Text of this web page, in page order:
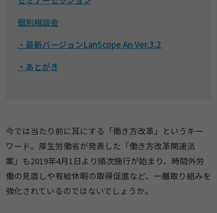
個別相談会
・最新バージョンLanScope An Ver.3.2
・あとがき
今では当たり前に耳にする「働き方改革」というキー
ワード。厚生労働省が発表した「働き方改革関連法
案」も2019年4月1日より順次施行が始まり、時間外労
働の見直しや有給休暇の取得促進など、一層取り組みを
強化されているのではないでしょうか。